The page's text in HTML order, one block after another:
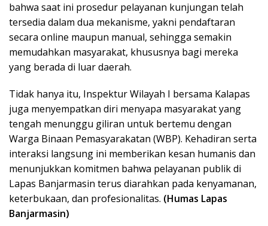
bahwa saat ini prosedur pelayanan kunjungan telah
tersedia dalam dua mekanisme, yakni pendaftaran
secara online maupun manual, sehingga semakin
memudahkan masyarakat, khususnya bagi mereka
yang berada di luar daerah.
Tidak hanya itu, Inspektur Wilayah I bersama Kalapas
juga menyempatkan diri menyapa masyarakat yang
tengah menunggu giliran untuk bertemu dengan
Warga Binaan Pemasyarakatan (WBP). Kehadiran serta
interaksi langsung ini memberikan kesan humanis dan
menunjukkan komitmen bahwa pelayanan publik di
Lapas Banjarmasin terus diarahkan pada kenyamanan,
keterbukaan, dan profesionalitas. (Humas Lapas
Banjarmasin)